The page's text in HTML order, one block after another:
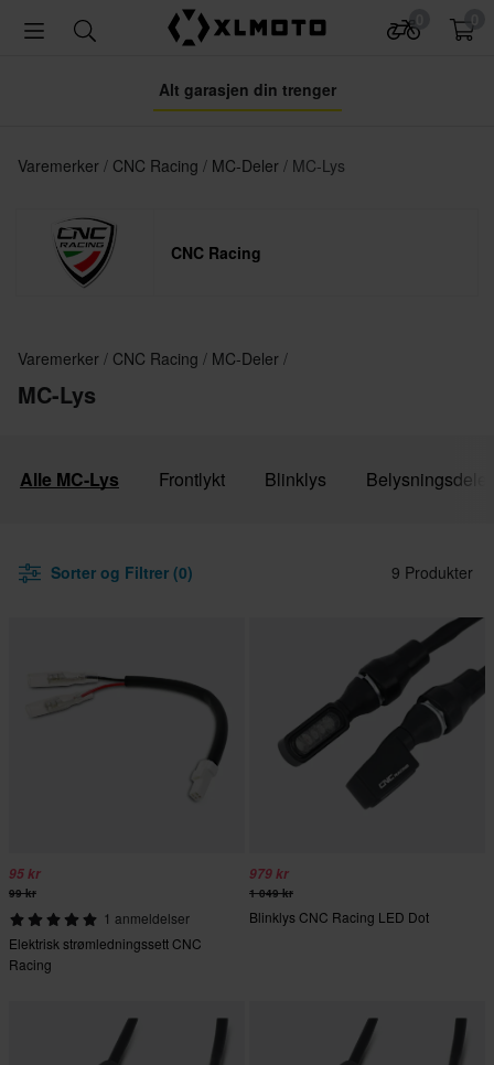
Alt garasjen din trenger
Varemerker CNC Racing MC-Deler MC-Lys
CNC Racing
Varemerker CNC Racing MC-Deler
MC-Lys
Alle MC-Lys Frontlykt Blinklys
Sorter og Filtrer (0) 9 Produkter
95 kr
99 kr
1 anmeldelser
Elektrisk strømledningssett CNC
Racing
979 kr
1 049 kr
Blinklys CNC Racing LED Dot